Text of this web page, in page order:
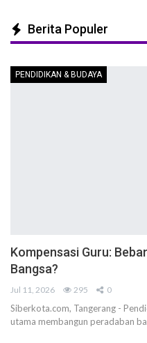
Berita Populer
PENDIDIKAN & BUDAYA
Kompensasi Guru:
Bangsa?
Jul 11, 2026 295 0
Siberkota.com, Tangerang -
utama membangun peradaban